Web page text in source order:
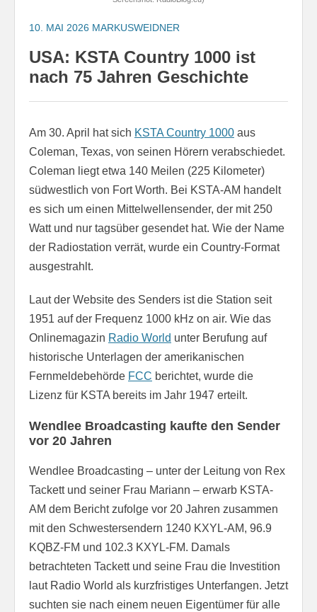
10. MAI 2026 MARKUSWEIDNER
USA: KSTA Country 1000 ist
nach 75 Jahren Geschichte
Am 30. April hat sich KSTA Country 1000 aus
Coleman, Texas, von seinen Hörern verabschiedet.
Coleman liegt etwa 140 Meilen (225 Kilometer)
südwestlich von Fort Worth. Bei KSTA-AM handelt
es sich um einen Mittelwellensender, der mit 250
Watt und nur tagsüber gesendet hat. Wie der Name
der Radiostation verrät, wurde ein Country-Format
ausgestrahlt.
Laut der Website des Senders ist die Station seit
1951 auf der Frequenz 1000 kHz on air. Wie das
Onlinemagazin Radio World unter Berufung auf
historische Unterlagen der amerikanischen
Fernmeldebehörde FCC berichtet, wurde die
Lizenz für KSTA bereits im Jahr 1947 erteilt.
Wendlee Broadcasting kaufte den Sender
vor 20 Jahren
Wendlee Broadcasting – unter der Leitung von Rex
Tackett und seiner Frau Mariann – erwarb KSTA-
AM dem Bericht zufolge vor 20 Jahren zusammen
mit den Schwestersendern 1240 KXYL-AM, 96.9
KQBZ-FM und 102.3 KXYL-FM. Damals
betrachteten Tackett und seine Frau die Investition
laut Radio World als kurzfristiges Unterfangen. Jetzt
suchten sie nach einem neuen Eigentümer für alle